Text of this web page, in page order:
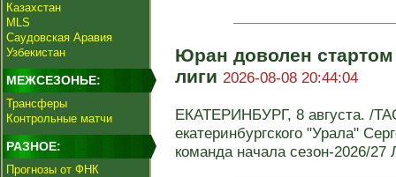
Казахстан
MLS
Саудовская Аравия
Узбекистан
МЕЖСЕЗОНЬЕ:
Трансферы
Контрольные матчи
РАЗНОЕ:
Прогнозы от ФНК
Юран доволен
лиги 2026-08-08 20:44:04
ЕКАТЕРИНБУРГ, 8 августа. /
екатеринбургского "Урала"
команда начала сезон-2026/